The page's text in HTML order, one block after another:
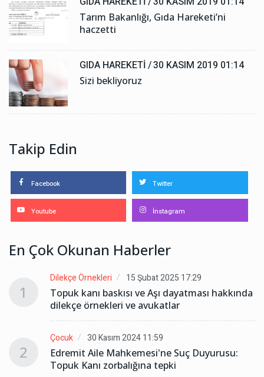
Tarım Bakanlığı, Gıda Hareketi’ni
haczetti
GIDA HAREKETI /30 KASIM 2019 01:14
Sizi bekliyoruz
Takip Edin
Facebook Twitter
Youtube İnstagram
En Çok Okunan Haberler
1
Dilekçe Örnekleri 15 Şubat 2025 17:29
Topuk kanı baskısı ve Aşı dayatması hakkında
dilekçe örnekleri ve avukatlar
2
Çocuk 30 Kasım 2024 11:59
Edremit Aile Mahkemesi'ne Suç Duyurusu:
Topuk Kanı zorbalığına tepki